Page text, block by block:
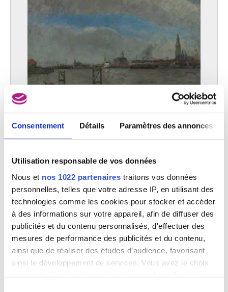
Consentement Détails Paramètres des annonces
Utilisation responsable de vos données
Nous et nos 1022 partenaires traitons vos données
personnelles, telles que votre adresse IP, en utilisant des
technologies comme les cookies pour stocker et accéder
à des informations sur votre appareil, afin de diffuser des
publicités et du contenu personnalisés, d'effectuer des
mesures de performance des publicités et du contenu,
ainsi que de réaliser des études d’audience, favorisant
ainsi le développement de services. Vous avez le choix
quant à l'utilisation de vos données et à leurs finalités.
Anvers après la pluie
Richard Baseleer